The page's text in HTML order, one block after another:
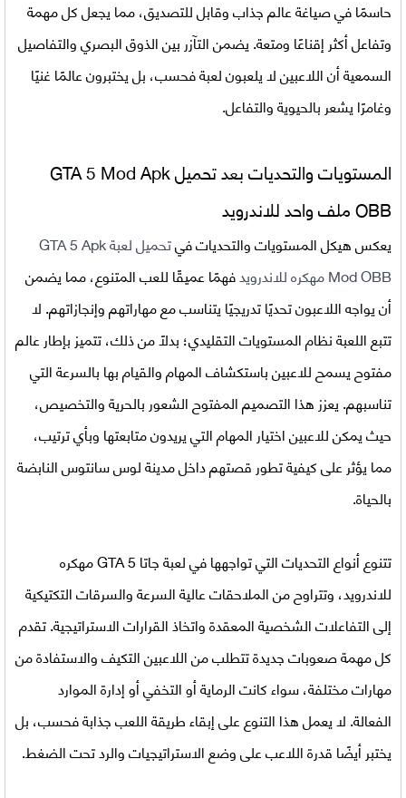
حاسمًا في صياغة عالم جذاب وقابل للتصديق، مما يجعل كل مهمة
وتفاعل أكثر إقناعًا ومتعة. يضمن التآزر بين الذوق البصري والتفاصيل
السمعية أن اللاعبين لا يلعبون لعبة فحسب، بل يختبرون عالمًا غنيًا
وغامرًا يشعر بالحيوية والتفاعل.
المستويات والتحديات بعد تحميل GTA 5 Mod Apk
OBB ملف واحد للاندرويد
يعكس هيكل المستويات والتحديات في
تحميل لعبة GTA 5 Apk
Mod OBB مهكره للاندرويد
فهمًا عميقًا للعب المتنوع، مما يضمن
أن يواجه اللاعبون تحديًا تدريجيًا يتناسب مع مهاراتهم وإنجازاتهم. لا
تتبع اللعبة نظام المستويات التقليدي؛ بدلاً من ذلك، تتميز بإطار عالم
مفتوح يسمح للاعبين باستكشاف المهام والقيام بها بالسرعة التي
تناسبهم. يعزز هذا التصميم المفتوح الشعور بالحرية والتخصيص،
حيث يمكن للاعبين اختيار المهام التي يريدون متابعتها وبأي ترتيب،
مما يؤثر على كيفية تطور قصتهم داخل مدينة لوس سانتوس النابضة
بالحياة.
تتنوع أنواع التحديات التي تواجهها في
لعبة جاتا GTA 5 مهكره
للاندرويد، وتتراوح من الملاحقات عالية السرعة والسرقات التكتيكية
إلى التفاعلات الشخصية المعقدة واتخاذ القرارات الاستراتيجية. تقدم
كل مهمة صعوبات جديدة تتطلب من اللاعبين التكيف والاستفادة من
مهارات مختلفة، سواء كانت الرماية أو التخفي أو إدارة الموارد
الفعالة. لا يعمل هذا التنوع على إبقاء طريقة اللعب جذابة فحسب، بل
يختبر أيضًا قدرة اللاعب على وضع الاستراتيجيات والرد تحت الضغط.